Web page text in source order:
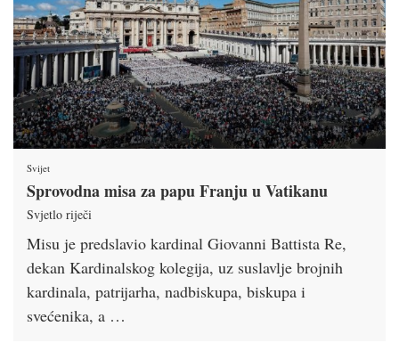
Svijet
Sprovodna misa za papu Franju u Vatikanu
Svjetlo riječi
Misu je predslavio kardinal Giovanni Battista Re,
dekan Kardinalskog kolegija, uz suslavlje brojnih
kardinala, patrijarha, nadbiskupa, biskupa i
svećenika, a …